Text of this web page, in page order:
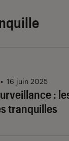
:
tranquilles
• 16 juin 2025